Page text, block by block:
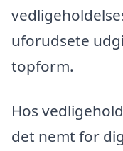
uforudsete
topform.
Hos
det nemt for